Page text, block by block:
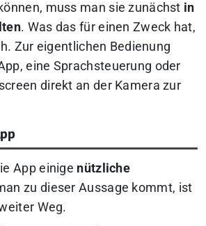
muss man sie zunächst in
. Was das für einen Zweck hat,
Zur eigentlichen Bedienung
eine Sprachsteuerung oder
direkt an der Kamera zur
App einige nützliche
zu dieser Aussage kommt, ist
Weg.